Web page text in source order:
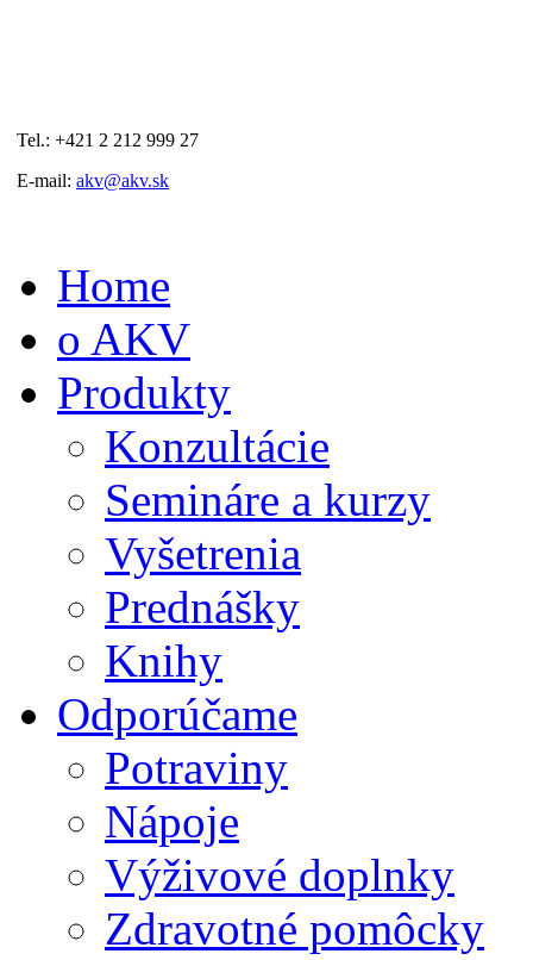
Tel.: +421 2 212 999 27
E-mail: akv@akv.sk
Home
o AKV
Produkty
Konzultácie
Semináre a kurzy
Vyšetrenia
Prednášky
Knihy
Odporúčame
Potraviny
Nápoje
Výživové doplnky
Zdravotné pomôcky